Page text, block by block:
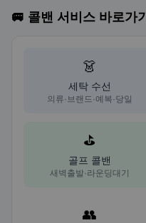
🚐 콜밴 서비스 바로가기
👗
세탁 수선
의류·브랜드·예복·당일
⛳
골프 콜밴
새벽출발·라운딩대기
👥